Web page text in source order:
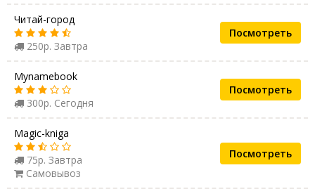
Читай-город
250р. Завтра
Посмотреть
Mynamebook
300р. Сегодня
Посмотреть
Magic-kniga
75р. Завтра
Самовывоз
Посмотреть